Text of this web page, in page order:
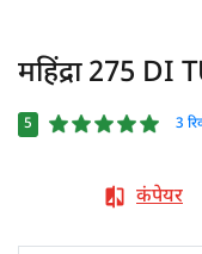
महिंद्रा 275 DI
5 3
कंपेयर